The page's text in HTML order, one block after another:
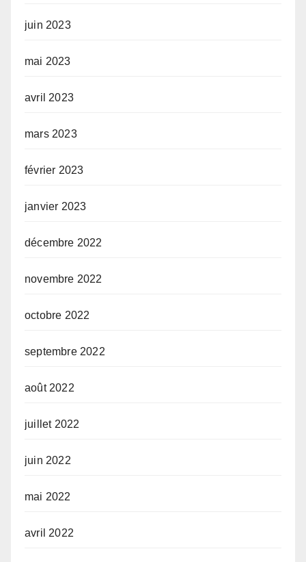
juin 2023
mai 2023
avril 2023
mars 2023
février 2023
janvier 2023
décembre 2022
novembre 2022
octobre 2022
septembre 2022
août 2022
juillet 2022
juin 2022
mai 2022
avril 2022